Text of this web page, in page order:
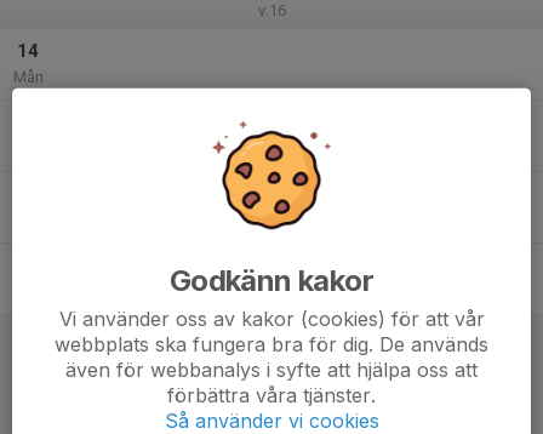
v.16
14
Mån
Godkänn kakor
Vi använder oss av kakor (cookies) för att vår
webbplats ska fungera bra för dig. De används
även för webbanalys i syfte att hjälpa oss att
förbättra våra tjänster.
Så använder vi cookies